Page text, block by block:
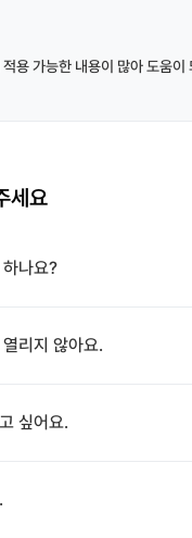
용 가능한 내용이 많아 도움
세요
나요?
리지 않아요.
싶어요.